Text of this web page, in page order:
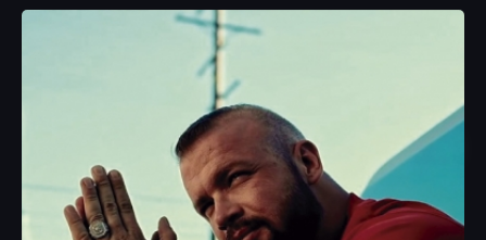
aux côtés du rappeur Abou Tall de 2012 à 2016. Le
duo faisait partie du label Wati B et a sorti l'album
Indéfini. Le duo a annoncé sa séparation afin que
chacun puisse poursuivre une carrière solo. Dadju
a sorti son album solo Gentleman 2.0 en 2017.